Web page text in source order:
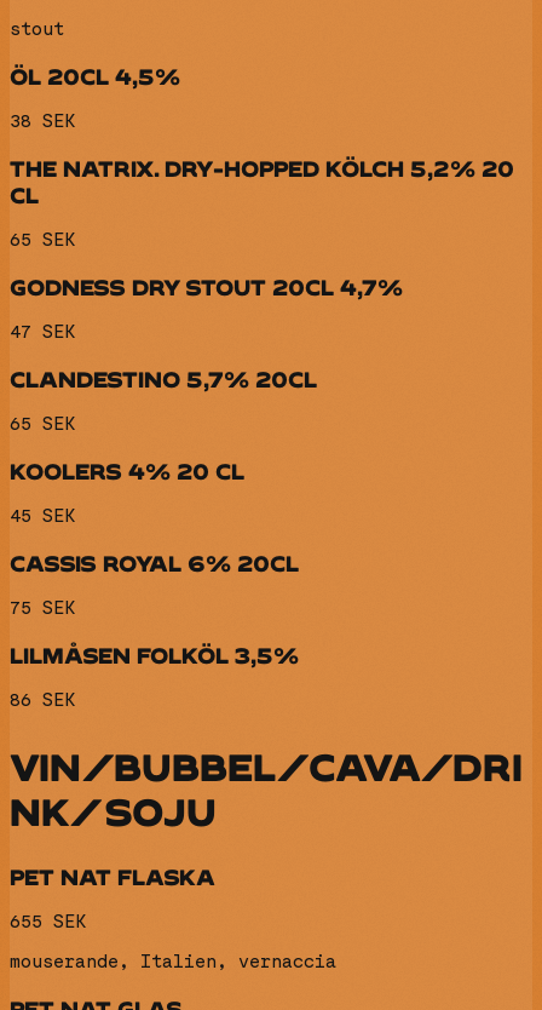
stout
ÖL 20CL 4,5%
38 SEK
THE NATRIX. DRY-HOPPED KÖLCH 5,2% 20
CL
65 SEK
GODNESS DRY STOUT 20CL 4,7%
47 SEK
CLANDESTINO 5,7% 20CL
65 SEK
KOOLERS 4% 20 CL
45 SEK
CASSIS ROYAL 6% 20CL
75 SEK
LILMÅSEN FOLKÖL 3,5%
86 SEK
VIN/BUBBEL/CAVA/DRI
NK/SOJU
PET NAT FLASKA
655 SEK
mouserande, Italien, vernaccia